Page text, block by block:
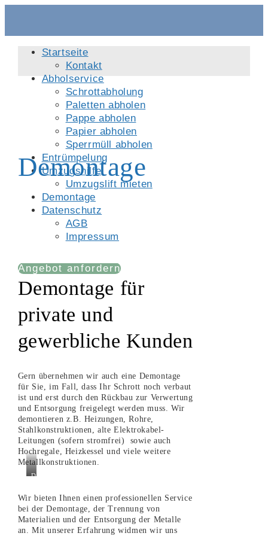
Startseite
Kontakt
Abholservice
Schrottabholung
Paletten abholen
Pappe abholen
Papier abholen
Sperrmüll abholen
Entrümpelung
Umzugshilfe
Umzugslift mieten
Demontage
Datenschutz
AGB
Impressum
Angebot anfordern
Demontage
Demontage für
private und
gewerbliche Kunden
Gern übernehmen wir auch eine Demontage
für Sie, im Fall, dass Ihr Schrott noch verbaut
ist und erst durch den Rückbau zur Verwertung
und Entsorgung freigelegt werden muss. Wir
demontieren z.B. Heizungen, Rohre,
Stahlkonstruktionen, alte Elektrokabel-
Leitungen (sofern stromfrei) sowie auch
Hochregale, Heizkessel und viele weitere
Metallkonstruktionen.
Demontage
Wir bieten Ihnen einen professionellen Service
bei der Demontage, der Trennung von
Materialien und der Entsorgung der Metalle
an. Mit unserer Erfahrung widmen wir uns